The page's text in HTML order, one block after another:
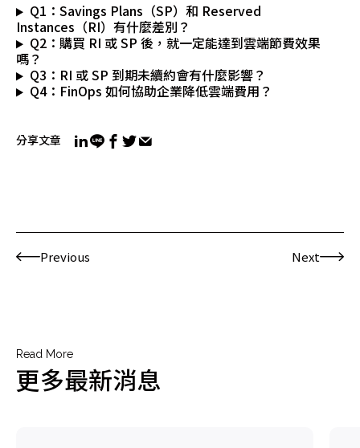
Q1：Savings Plans（SP）和 Reserved
Instances（RI）有什麼差別？
Q2：購買 RI 或 SP 後，就一定能達到雲端節費效果
嗎？
Q3：RI 或 SP 到期未續約會有什麼影響？
Q4：FinOps 如何協助企業降低雲端費用？
分享文章
Previous Next
Read More
更多最新消息